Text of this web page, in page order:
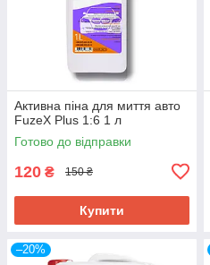
Активна піна для миття авто
FuzeX Plus 1:6 1 л
Готово до відправки
120 ₴ 150 ₴
Купити
–20%